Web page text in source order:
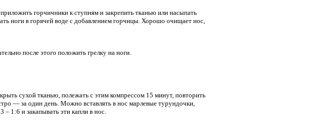
горчичники к ступням и закрепить тканью или насыпать
ноги в горячей воде с добавлением горчицы. Хорошо очищает нос,
после этого положить грелку на ноги.
сухой тканью, полежать с этим компрессом 15 минут, повторить
— за один день. Можно вставлять в нос марлевые турундочки,
1:6 и закапывать эти капли в нос.